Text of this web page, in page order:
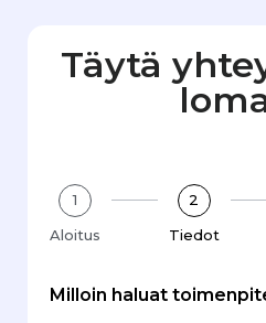
Täytä
1
Aloitus
2
Tiedot
Milloin haluat